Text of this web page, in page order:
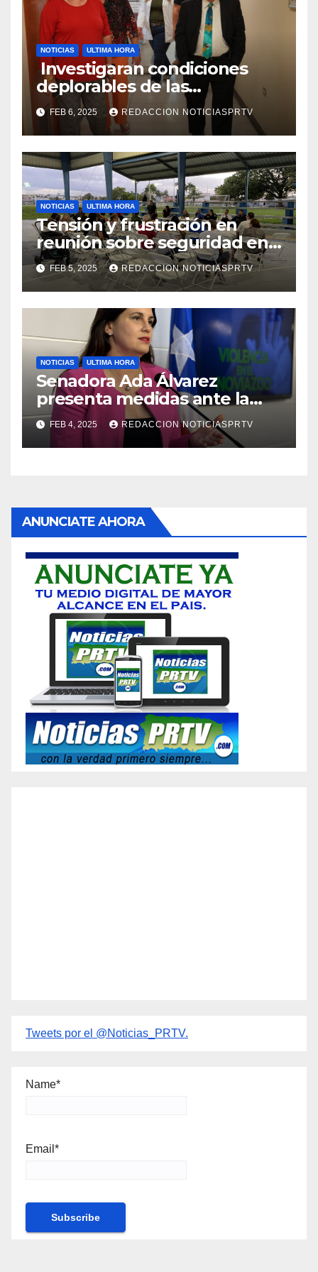
NOTICIAS ULTIMA HORA
Investigaran condiciones
deplorables de las
facilidades el Departamento
de la Salud en Mayagüez
FEB 6, 2025 REDACCION NOTICIASPRTV
NOTICIAS ULTIMA HORA
Tensión y frustración en
reunión sobre seguridad en
Reparto Metropolitano
FEB 5, 2025 REDACCION NOTICIASPRTV
NOTICIAS ULTIMA HORA
Senadora Ada Álvarez
presenta medidas ante la
violencia en el noviazgo
FEB 4, 2025 REDACCION NOTICIASPRTV
ANUNCIATE AHORA
Tweets por el @Noticias_PRTV.
Name*
Email*